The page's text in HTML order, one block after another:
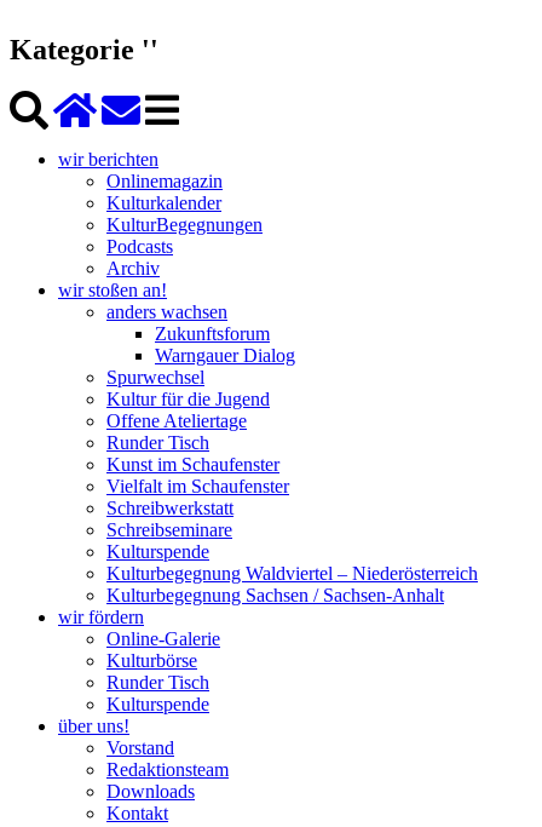
Kategorie ''
wir berichten
Onlinemagazin
Kulturkalender
KulturBegegnungen
Podcasts
Archiv
wir stoßen an!
anders wachsen
Zukunftsforum
Warngauer Dialog
Spurwechsel
Kultur für die Jugend
Offene Ateliertage
Runder Tisch
Kunst im Schaufenster
Vielfalt im Schaufenster
Schreibwerkstatt
Schreibseminare
Kulturspende
Kulturbegegnung Waldviertel – Niederösterreich
Kulturbegegnung Sachsen / Sachsen-Anhalt
wir fördern
Online-Galerie
Kulturbörse
Runder Tisch
Kulturspende
über uns!
Vorstand
Redaktionsteam
Downloads
Kontakt